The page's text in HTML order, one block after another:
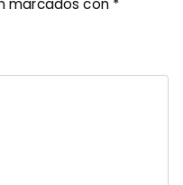
marcados con *